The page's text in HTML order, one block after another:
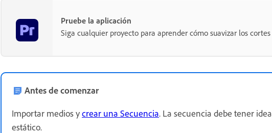
Pruebe la aplicación
Siga cualquier proyecto para aprender cómo suavizar los cortes
Antes de comenzar
Importar medios ycrear una Secuencia. La secuencia debe tener
estático.